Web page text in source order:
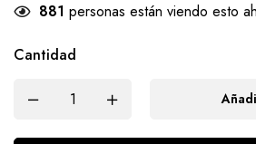
881 personas están viendo esto
Cantidad